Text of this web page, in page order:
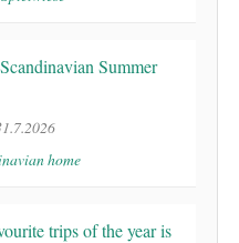
Summer
home
trips of the year is